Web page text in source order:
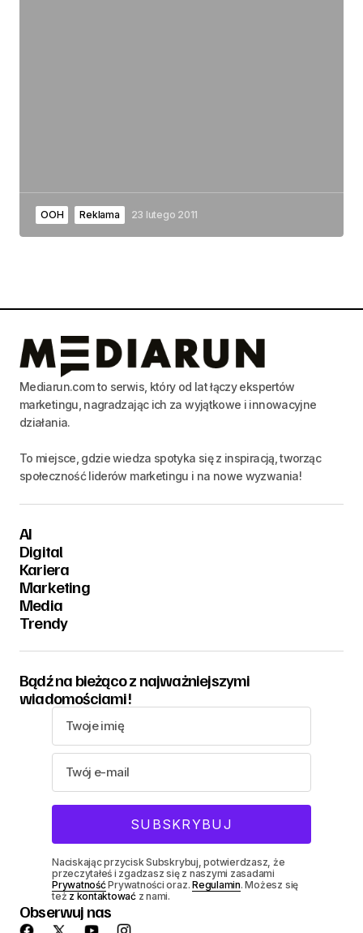
OOH Reklama 23 lutego 2011
Mediarun.com to serwis, który od lat łączy ekspertów
marketingu, nagradzając ich za wyjątkowe i innowacyjne
działania.
To miejsce, gdzie wiedza spotyka się z inspiracją, tworząc
społeczność liderów marketingu i na nowe wyzwania!
AI
Digital
Kariera
Marketing
Media
Trendy
Bądź na bieżąco z najważniejszymi
wiadomościami!
Naciskając przycisk Subskrybuj, potwierdzasz, że
przeczytałeś i zgadzasz się z naszymi zasadami
PrywatnośćPrywatności oraz.Regulamin. Możesz się
też z kontaktowaćz nami.
Obserwuj nas